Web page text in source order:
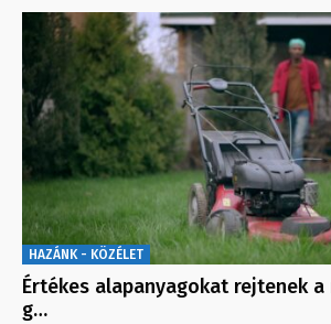
HAZÁNK - KÖZÉLET
Értékes alapanyagokat rejtenek
g…